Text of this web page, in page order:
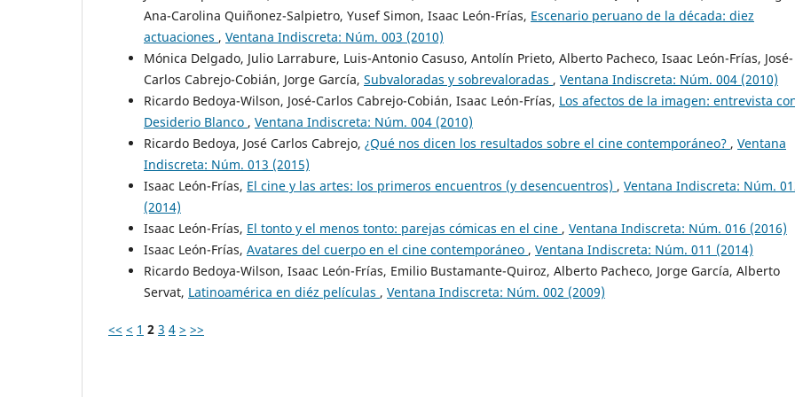
Ana-Carolina Quiñonez-Salpietro, Yusef Simon, Isaac León-Frías, Escenario peruano de la década: diez
actuaciones , Ventana Indiscreta: Núm. 003 (2010)
Mónica Delgado, Julio Larrabure, Luis-Antonio Casuso, Antolín Prieto, Alberto Pacheco, Isaac León-Frías, José-
Carlos Cabrejo-Cobián, Jorge García, Subvaloradas y sobrevaloradas , Ventana Indiscreta: Núm. 004 (2010)
Ricardo Bedoya-Wilson, José-Carlos Cabrejo-Cobián, Isaac León-Frías, Los afectos de la imagen: entrevista
Desiderio Blanco , Ventana Indiscreta: Núm. 004 (2010)
Ricardo Bedoya, José Carlos Cabrejo, ¿Qué nos dicen los resultados sobre el cine contemporáneo? , Ventana
Indiscreta: Núm. 013 (2015)
Isaac León-Frías, El cine y las artes: los primeros encuentros (y desencuentros) , Ventana Indiscreta: Núm.
(2014)
Isaac León-Frías, El tonto y el menos tonto: parejas cómicas en el cine , Ventana Indiscreta: Núm. 016 (2016)
Isaac León-Frías, Avatares del cuerpo en el cine contemporáneo , Ventana Indiscreta: Núm. 011 (2014)
Ricardo Bedoya-Wilson, Isaac León-Frías, Emilio Bustamante-Quiroz, Alberto Pacheco, Jorge García, Alberto
Servat, Latinoamérica en diéz películas , Ventana Indiscreta: Núm. 002 (2009)
<< < 1 2 3 4 > >>